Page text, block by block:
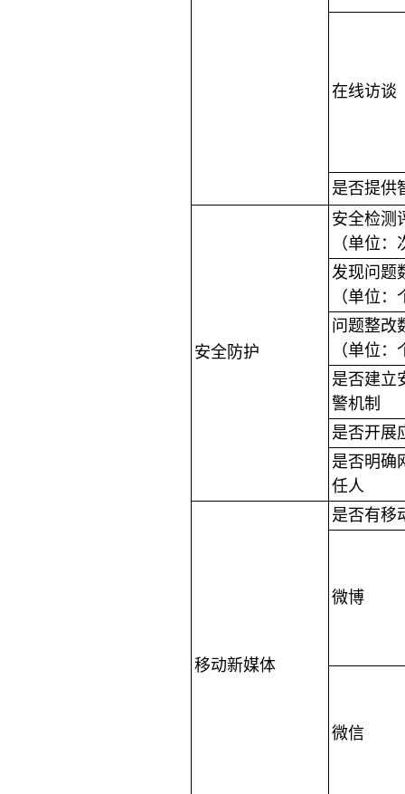
在线访谈
是否提供
安全防护
安全检测
（单位：
发现问题
（单位：
问题整改
（单位：
是否建立
警机制
是否开展
是否明确
任人
移动新媒体
是否有移
微博
微信